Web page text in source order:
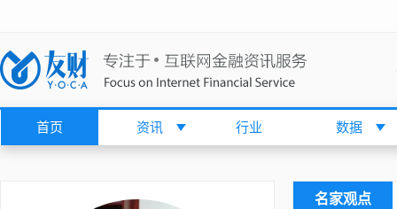
首页 资讯 行业 数据
名家观点